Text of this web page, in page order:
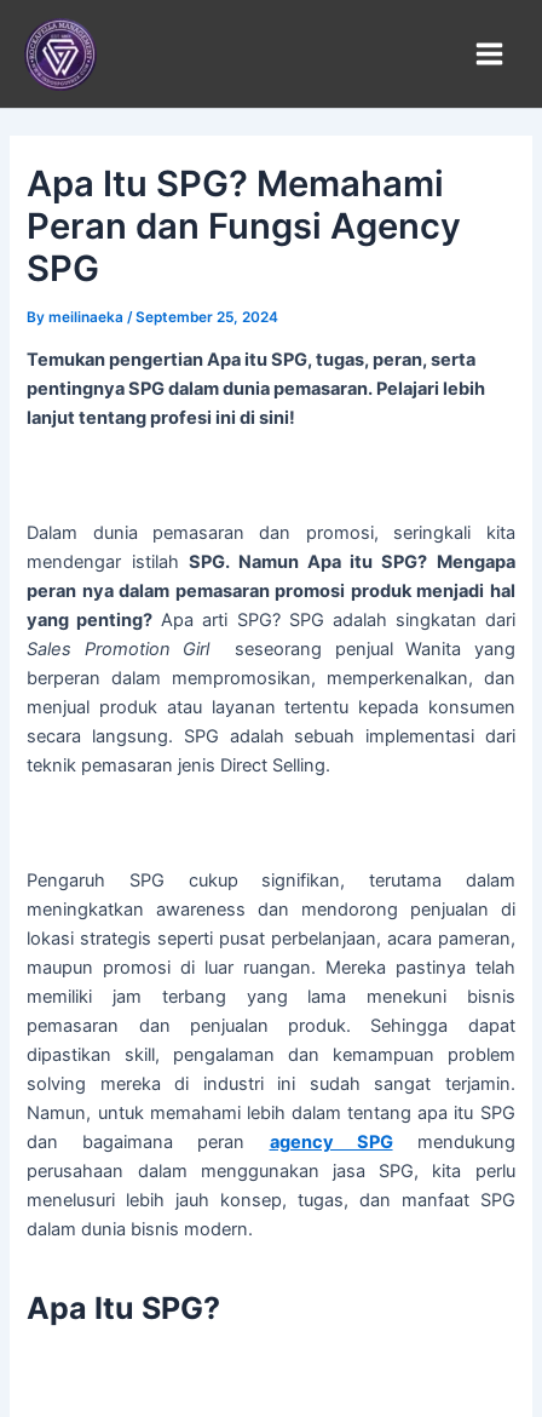
content
Apa Itu SPG? Memahami
Peran dan Fungsi Agency
SPG
Bymeilinaeka/September 25, 2024
Temukan pengertian Apa itu SPG, tugas, peran, serta
pentingnya SPG dalam dunia pemasaran. Pelajari lebih
lanjut tentang profesi ini di sini!
Dalam dunia pemasaran dan promosi, seringkali kita
mendengar istilah SPG. Namun Apa itu SPG? Mengapa
peran nya dalam pemasaran promosi produk menjadi hal
yang penting? Apa arti SPG? SPG adalah singkatan dari
Sales Promotion Girlseseorang penjual Wanita yang
berperan dalam mempromosikan, memperkenalkan, dan
menjual produk atau layanan tertentu kepada konsumen
secara langsung. SPG adalah sebuah implementasi dari
teknik pemasaran jenis Direct Selling.
Pengaruh SPG cukup signifikan, terutama dalam
meningkatkan awareness dan mendorong penjualan di
lokasi strategis seperti pusat perbelanjaan, acara pameran,
maupun promosi di luar ruangan. Mereka pastinya telah
memiliki jam terbang yang lama menekuni bisnis
pemasaran dan penjualan produk. Sehingga dapat
dipastikan skill, pengalaman dan kemampuan problem
solving mereka di industri ini sudah sangat terjamin.
Namun, untuk memahami lebih dalam tentang apa itu SPG
dan bagaimana peran agency SPGmendukung
perusahaan dalam menggunakan jasa SPG, kita perlu
menelusuri lebih jauh konsep, tugas, dan manfaat SPG
dalam dunia bisnis modern.
Apa Itu SPG?